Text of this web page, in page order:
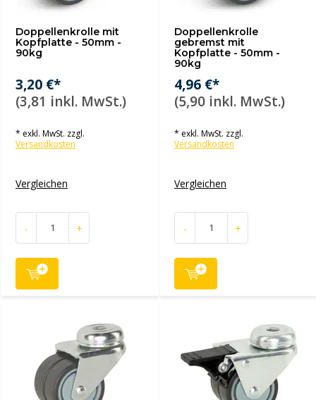
Doppellenkrolle mit
Kopfplatte - 50mm -
90kg
3,20 €*
(3,81 inkl. MwSt.)
* exkl. MwSt. zzgl.
Versandkosten
Vergleichen
- +
Doppellenkrolle
gebremst mit
Kopfplatte - 50mm -
90kg
4,96 €*
(5,90 inkl. MwSt.)
* exkl. MwSt. zzgl.
Versandkosten
Vergleichen
- +